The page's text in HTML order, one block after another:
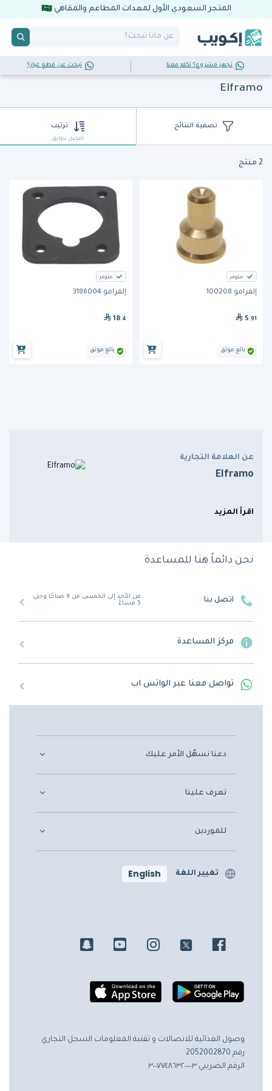
المتجر السعودي الأول لمعدات المطاعم والمقاهي
تجهز مشروع؟ تكلم معنا تبحث عن قطع غيار؟
Elframo
تصفية النتائج ترتيب
أفضل تطابق
2 منتج
متوفر
إلفرامو 100208
5 .91
بائع موثق
متوفر
إلفرامو 3186004
18.4
بائع موثق
عن العلامة التجارية
Elframo
اقرأ المزيد
نحن دائماً هنا للمساعدة
اتصل بنا
من الأحد إلى الخميس من 9 صباحًا وحتى
5 مساءً
مركز المساعدة
تواصل معنا عبر الواتس اب
دعنا نسهّل الأمر عليك
تعرف علينا
للموردين
تغيير اللغة English
وصول الغذائية للاتصالات و تقنية المعلومات السجل التجاري
رقم 2052002870
الرقم الضريبي ٣٠٠٧٧٤٨٦٣٢٠٠٠٠٣